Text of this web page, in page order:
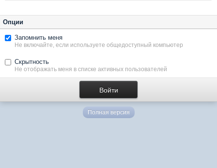
Опции
Запомнить меня
Не включайте, если используете общедоступный компьютер
Скрытность
Не отображать меня в списке активных пользователей
Полная версия